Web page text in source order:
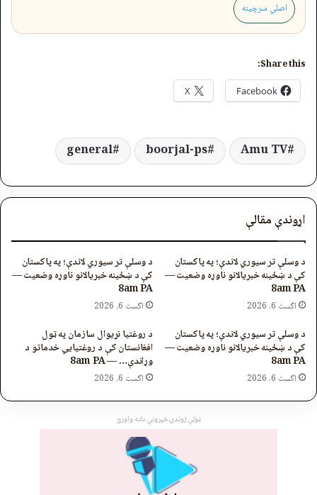
اصلي سرچینه
Share this:
Facebook
X
Amu TV
boorjal-ps
general
اړوندې مقالې
د وسلې تر سیوري لاندې؛ په پاکستان
کې د ښځینه خبریالانو ناوړه وضعیت —
8am PA
اگست 6, 2026
د وسلې تر سیوري لاندې؛ په پاکستان
کې د ښځینه خبریالانو ناوړه وضعیت —
8am PA
اگست 6, 2026
د وسلې تر سیوري لاندې؛ په پاکستان
کې د ښځینه خبریالانو ناوړه وضعیت —
8am PA
اگست 6, 2026
د روغتیا نړیوال سازمان په ټول
افغانستان کې د روغتیايي خدماتو د
وړاندې… — 8am PA
اگست 6, 2026
ټولې ژوندۍ خپرونې دلته واورئ